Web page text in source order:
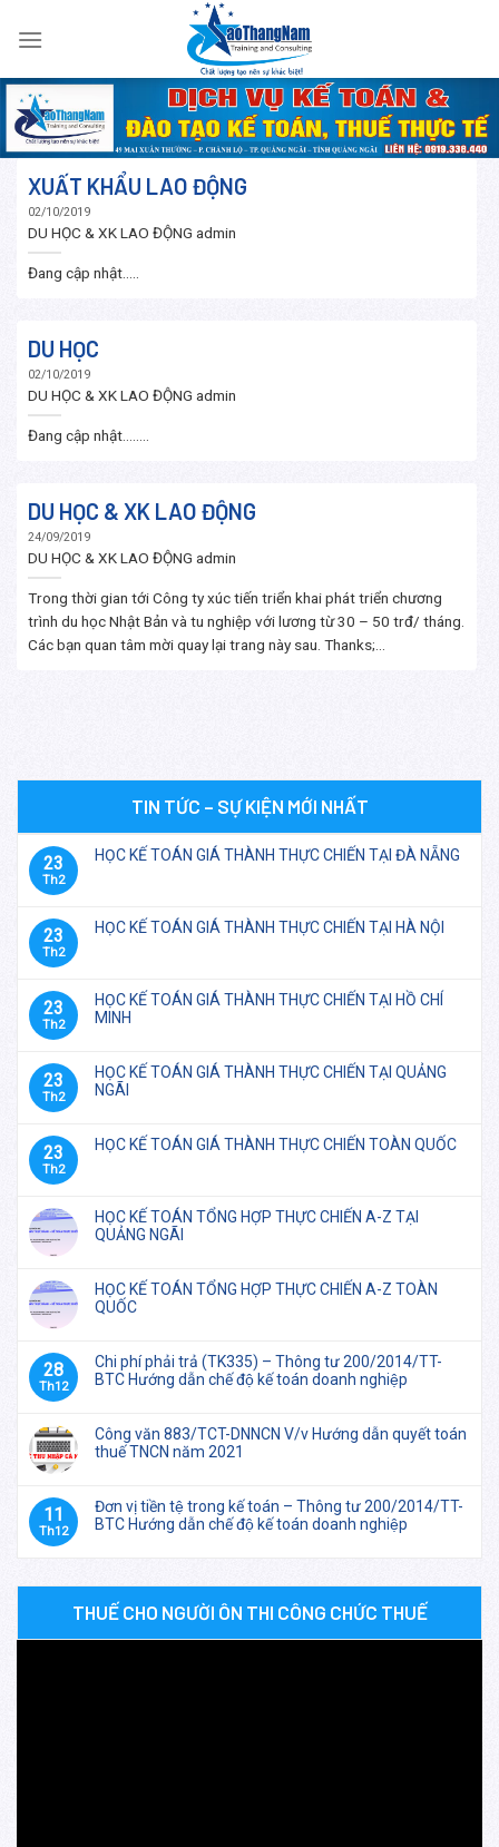
XUẤT KHẨU LAO ĐỘNG
02/10/2019
DU HỌC & XK LAO ĐỘNG admin
Đang cập nhật.....
DU HỌC
02/10/2019
DU HỌC & XK LAO ĐỘNG admin
Đang cập nhật….....
DU HỌC & XK LAO ĐỘNG
24/09/2019
DU HỌC & XK LAO ĐỘNG admin
Trong thời gian tới Công ty xúc tiến triển khai phát triển chương
trình du học Nhật Bản và tu nghiệp với lương từ 30 – 50 trđ/ tháng.
Các bạn quan tâm mời quay lại trang này sau. Thanks;...
TIN TỨC – SỰ KIỆN MỚI NHẤT
23
Th2
HỌC KẾ TOÁN GIÁ THÀNH THỰC CHIẾN TẠI ĐÀ NẴNG
23
Th2
HỌC KẾ TOÁN GIÁ THÀNH THỰC CHIẾN TẠI HÀ NỘI
23
Th2
HỌC KẾ TOÁN GIÁ THÀNH THỰC CHIẾN TẠI HỒ CHÍ
MINH
23
Th2
HỌC KẾ TOÁN GIÁ THÀNH THỰC CHIẾN TẠI QUẢNG
NGÃI
23
Th2
HỌC KẾ TOÁN GIÁ THÀNH THỰC CHIẾN TOÀN QUỐC
HỌC KẾ TOÁN TỔNG HỢP THỰC CHIẾN A-Z TẠI
QUẢNG NGÃI
HỌC KẾ TOÁN TỔNG HỢP THỰC CHIẾN A-Z TOÀN
QUỐC
28
Th12
Chi phí phải trả (TK335) – Thông tư 200/2014/TT-
BTC Hướng dẫn chế độ kế toán doanh nghiệp
Công văn 883/TCT-DNNCN V/v Hướng dẫn quyết toán
thuế TNCN năm 2021
11
Th12
Đơn vị tiền tệ trong kế toán – Thông tư 200/2014/TT-
BTC Hướng dẫn chế độ kế toán doanh nghiệp
THUẾ CHO NGƯỜI ÔN THI CÔNG CHỨC THUẾ